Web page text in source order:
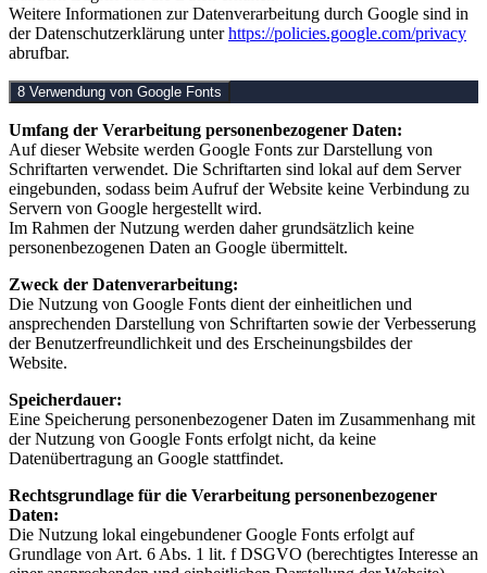
Weitere Informationen zur Datenverarbeitung durch Google sind in
der Datenschutzerklärung unterhttps://policies.google.com/privacy
abrufbar.
8 Verwendung von Google Fonts
Umfang der Verarbeitung personenbezogener Daten:
Auf dieser Website werden Google Fonts zur Darstellung von
Schriftarten verwendet. Die Schriftarten sind lokal auf dem Server
eingebunden, sodass beim Aufruf der Website keine Verbindung zu
Servern von Google hergestellt wird.
Im Rahmen der Nutzung werden daher grundsätzlich keine
personenbezogenen Daten an Google übermittelt.
Zweck der Datenverarbeitung:
Die Nutzung von Google Fonts dient der einheitlichen und
ansprechenden Darstellung von Schriftarten sowie der Verbesserung
der Benutzerfreundlichkeit und des Erscheinungsbildes der
Website.
Speicherdauer:
Eine Speicherung personenbezogener Daten im Zusammenhang mit
der Nutzung von Google Fonts erfolgt nicht, da keine
Datenübertragung an Google stattfindet.
Rechtsgrundlage für die Verarbeitung personenbezogener
Daten:
Die Nutzung lokal eingebundener Google Fonts erfolgt auf
Grundlage von Art. 6 Abs. 1 lit. f DSGVO (berechtigtes Interesse an